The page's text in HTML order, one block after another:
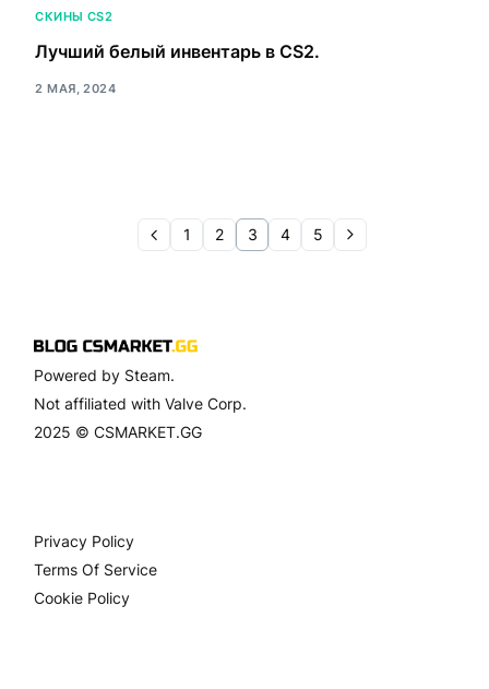
СКИНЫ CS2
Лучший белый инвентарь в CS2.
2 МАЯ, 2024
1 2 3 4 5
Powered by Steam.
Not affiliated with Valve Corp.
2025 © CSMARKET.GG
Privacy Policy
Terms Of Service
Cookie Policy